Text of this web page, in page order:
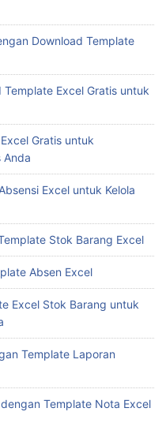
Download Template
Excel Gratis untuk
Gratis untuk
Anda
Excel untuk Kelola
Stok Barang Excel
Absen Excel
Excel Stok Barang untuk
Template Laporan
Template Nota Excel